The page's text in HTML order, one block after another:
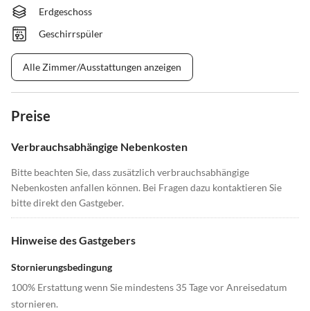
Erdgeschoss
Geschirrspüler
Alle Zimmer/Ausstattungen anzeigen
Preise
Verbrauchsabhängige Nebenkosten
Bitte beachten Sie, dass zusätzlich verbrauchsabhängige
Nebenkosten anfallen können. Bei Fragen dazu kontaktieren Sie
bitte direkt den Gastgeber.
Hinweise des Gastgebers
Stornierungsbedingung
100% Erstattung wenn Sie mindestens 35 Tage vor Anreisedatum
stornieren.